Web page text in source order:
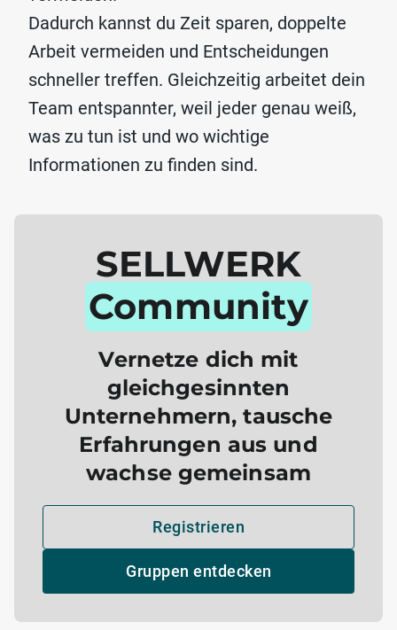
Dadurch kannst du Zeit sparen, doppelte
Arbeit vermeiden und Entscheidungen
schneller treffen. Gleichzeitig arbeitet dein
Team entspannter, weil jeder genau weiß,
was zu tun ist und wo wichtige
Informationen zu finden sind.
SELLWERK
Community
Vernetze dich mit
gleichgesinnten
Unternehmern, tausche
Erfahrungen aus und
wachse gemeinsam
Registrieren
Gruppen entdecken